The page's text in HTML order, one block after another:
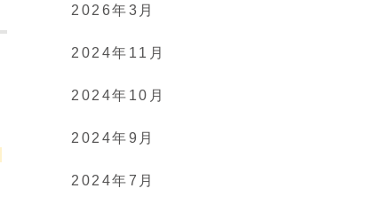
2026年3月
2024年11月
2024年10月
2024年9月
2024年7月